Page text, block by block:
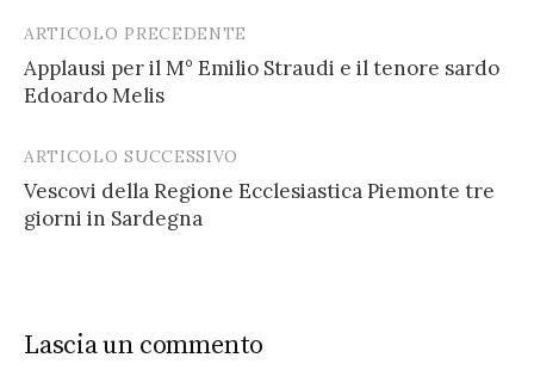
Post
navigation
ARTICOLO PRECEDENTE
Applausi per il M° Emilio Straudi e il tenore sardo
Edoardo Melis
ARTICOLO SUCCESSIVO
Vescovi della Regione Ecclesiastica Piemonte tre
giorni in Sardegna
Lascia un commento